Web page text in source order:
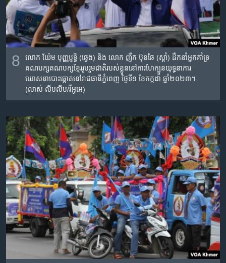
8
លោក យ៉ែម បុញ្ញប្ញទ្ធិ (ឆ្វេង) និង លោក ញឹក ប៊ុនឆៃ (ស្តាំ) ដឹកនាំ​អ្នកគាំទ្រ​
គណបក្សគណបក្ស​ខ្មែរ​រួប​រួម​ជាតិរបស់ខ្លូន​នៅការហែក្បួនយុទ្ធនាការ
ឃោសនាបោះឆ្តោតនៅរាជធានី​ភ្នំពេញ ថ្ងៃទី១ ខែកក្កដា ឆ្នាំ២០២៣។
(លាស់ លីបលីប/វីអូអេ)